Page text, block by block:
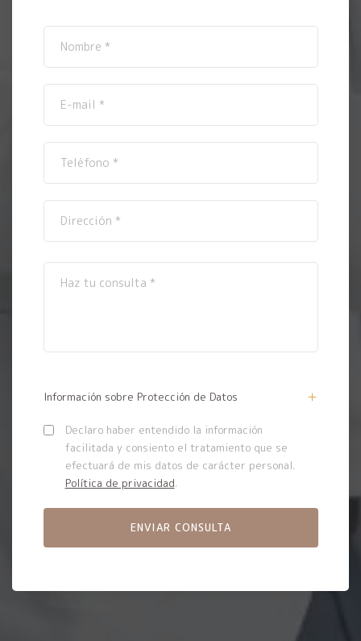
Información sobre Protección de Datos
Declaro haber entendido la información
facilitada y consiento el tratamiento que se
efectuará de mis datos de carácter personal.
Política de privacidad.